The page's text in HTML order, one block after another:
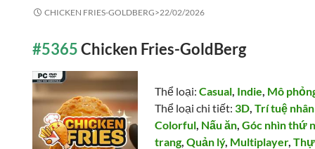
CHICKEN FRIES-GOLDBERG>22/02/2026
#5365Chicken Fries-GoldBerg
Thể loại:Casual, Indie, Mô
Thể loại chi tiết: 3D,Trí tuệ
Colorful, Nấu ăn,Góc nhìn thứ
trang,Quản lý, Multiplayer,